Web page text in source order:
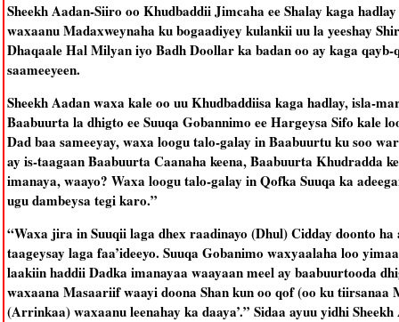
Sheekh Aadan-Siiro oo Khudbaddii Jimcaha ee Shalay kaga
waxaanu Madaxweynaha ku bogaadiyey kulankii uu la yeeshay
Dhaqaale Hal Milyan iyo Badh Doollar ka badan oo ay kaga
saameeyeen.
Sheekh Aadan waxa kale oo uu Khudbaddiisa kaga hadlay, isla-
Baabuurta la dhigto ee Suuqa Gobannimo ee Hargeysa Sifo kale
Dad baa sameeyay, waxa loogu talo-galay in Baabuurtu ku soo
ay is-taagaan Baabuurta Caanaha keena, Baabuurta Khudradda
imanaya, waayo? Waxa loogu talo-galay in Qofka Suuqa ka
ugu dambeysa tegi karo.”
“Waxa jira in Suuqii laga dhex raadinayo (Dhul) Cidday doonto
taageysay laga faa’ideeyo. Suuqa Gobanimo waxyaalaha loo
laakiin haddii Dadka imanayaa waayaan meel ay baabuurtooda
waxaana Masaariif waayi doona Shan kun oo qof (oo ku
(Arrinkaa) waxaanu leenahay ka daaya’.” Sidaa ayuu yidhi